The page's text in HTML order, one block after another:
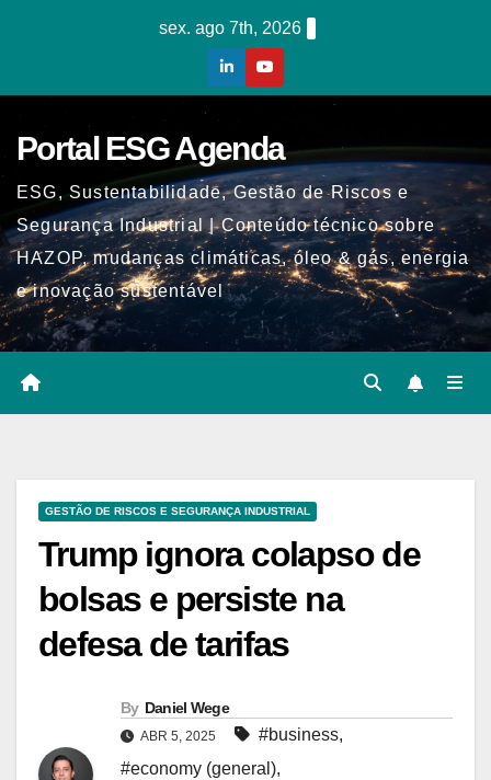
sex. ago 7th, 2026
Portal ESG Agenda
ESG, Sustentabilidade, Gestão de Riscos e
Segurança Industrial | Conteúdo técnico sobre
HAZOP, mudanças climáticas, óleo & gás, energia
e inovação sustentável
GESTÃO DE RISCOS E SEGURANÇA INDUSTRIAL
Trump ignora colapso de
bolsas e persiste na
defesa de tarifas
By Daniel Wege
ABR 5, 2025 #business,
#economy (general),